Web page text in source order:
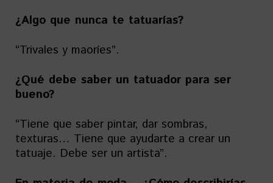
¿Algo que nunca te tatuarías?
“Trivales y maoríes”.
¿Qué debe saber un tatuador para ser
bueno?
“Tiene que saber pintar, dar sombras,
texturas… Tiene que ayudarte a crear un
tatuaje. Debe ser un artista”.